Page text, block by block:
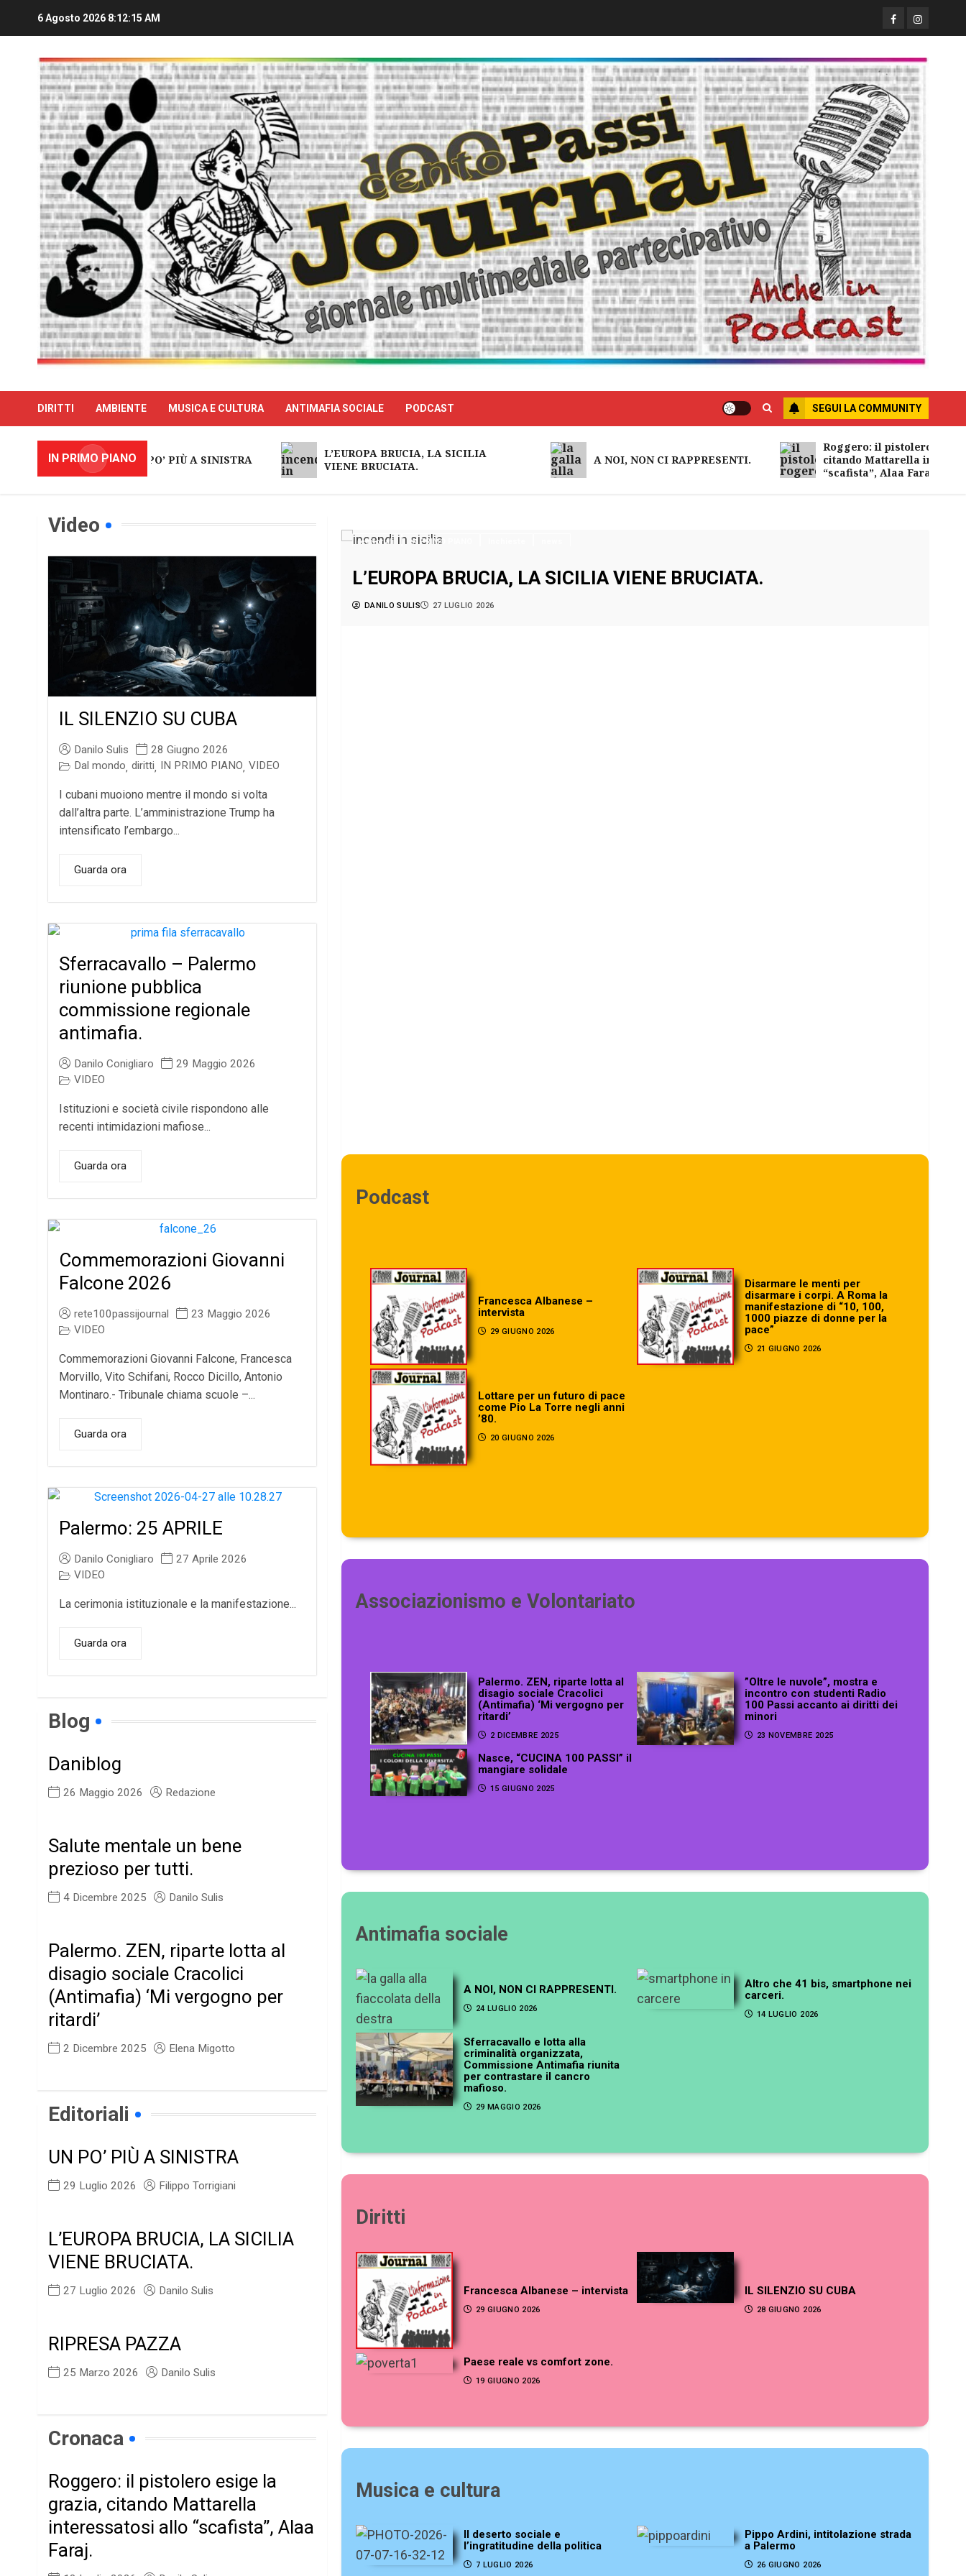
6 Agosto 2026 8:12:16 AM
DIRITTI AMBIENTE MUSICA E CULTURA ANTIMAFIA SOCIALE PODCAST SEGUI LA COMMUNITY
IN PRIMO PIANOUN PO’ PIÙ A SINISTRA
L’EUROPA BRUCIA, LA SICILIA
VIENE BRUCIATA.
A NOI, NON CI RAPPRESENTI.
Roggero: il pistolero esige la
citando Mattarella
“scafista”, Alaa Faraj.
editoriali IN PRIMO PIANO
L’EUROPA BRUCIA, LA SICILIA VIENE BRUCIATA.
DANILO SULIS 27 LUGLIO 2026
Podcast
Francesca Albanese –
intervista
29 GIUGNO 2026
Disarmare le menti per
disarmare i corpi. A Roma la
manifestazione di “10, 100,
1000 piazze di donne per la
pace”
21 GIUGNO 2026
Lottare per un futuro di pace
come Pio La Torre negli anni
’80.
20 GIUGNO 2026
Associazionismo e Volontariato
Palermo. ZEN, riparte lotta al
disagio sociale Cracolici
(Antimafia) ‘Mi vergogno per
ritardi’
2 DICEMBRE 2025
”Oltre le nuvole”, mostra e
incontro con studenti Radio
100 Passi accanto ai diritti dei
minori
23 NOVEMBRE 2025
Nasce, “CUCINA 100 PASSI” il
mangiare solidale
15 GIUGNO 2025
Antimafia sociale
A NOI, NON CI RAPPRESENTI.
24 LUGLIO 2026
Altro che 41 bis, smartphone nei
carceri.
14 LUGLIO 2026
Sferracavallo e lotta alla
criminalità organizzata,
Commissione Antimafia riunita
per contrastare il cancro
mafioso.
29 MAGGIO 2026
Diritti
Francesca Albanese – intervista
29 GIUGNO 2026
IL SILENZIO SU CUBA
28 GIUGNO 2026
Paese reale vs comfort zone.
19 GIUGNO 2026
Musica e cultura
Il deserto sociale e
l’ingratitudine della politica
7 LUGLIO 2026
Pippo Ardini, intitolazione strada
a Palermo
26 GIUGNO 2026
Video
IL SILENZIO SU CUBA
Danilo Sulis
28 Giugno 2026
Dal mondo, diritti, IN PRIMO PIANO, VIDEO
I cubani muoiono mentre il mondo si volta
dall’altra parte. L’amministrazione Trump ha
intensificato l’embargo...
Guarda ora
Sferracavallo – Palermo
riunione pubblica
commissione regionale
antimafia.
Danilo Conigliaro
29 Maggio 2026
VIDEO
Istituzioni e società civile rispondono alle
recenti intimidazioni mafiose...
Guarda ora
Commemorazioni Giovanni
Falcone 2026
rete100passijournal
23 Maggio 2026
VIDEO
Commemorazioni Giovanni Falcone, Francesca
Morvillo, Vito Schifani, Rocco Dicillo, Antonio
Montinaro.- Tribunale chiama scuole –...
Guarda ora
Palermo: 25 APRILE
Danilo Conigliaro
27 Aprile 2026
VIDEO
La cerimonia istituzionale e la manifestazione...
Guarda ora
Blog
Daniblog
26 Maggio 2026 Redazione
Salute mentale un bene
prezioso per tutti.
4 Dicembre 2025 Danilo Sulis
Palermo. ZEN, riparte lotta al
disagio sociale Cracolici
(Antimafia) ‘Mi vergogno per
ritardi’
2 Dicembre 2025 Elena Migotto
Editoriali
UN PO’ PIÙ A SINISTRA
29 Luglio 2026 Filippo Torrigiani
L’EUROPA BRUCIA, LA SICILIA
VIENE BRUCIATA.
27 Luglio 2026 Danilo Sulis
RIPRESA PAZZA
25 Marzo 2026 Danilo Sulis
Cronaca
Roggero: il pistolero esige la
grazia, citando Mattarella
interessatosi allo “scafista”, Alaa
Faraj.